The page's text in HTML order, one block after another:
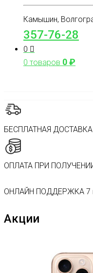
Камышин,
357-76-28
0
0 товаров 0₽
БЕСПЛАТНАЯ ДОСТАВКА
ОПЛАТА ПРИ
ОНЛАЙН ПОДДЕРЖКА 7
Акции